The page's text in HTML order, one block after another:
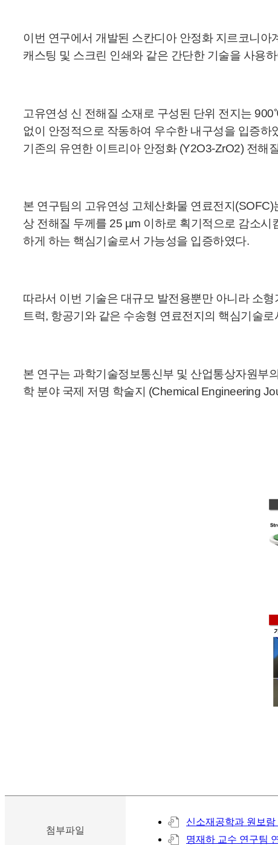
이번 연구에서 개발된 스칸디아 안정화 지르코니
캐스팅 및 스크린 인쇄와 같은 간단한 기술을 사용
고유연성 신 전해질 소재로 구성된 단위 전지는
없이 안정적으로 작동하여 우수한 내구성을 입증
기존의 유연한 이트리아 안정화 (Y2O3-ZrO2) 전
본 연구팀의 고유연성 고체산화물 연료전지
상 전해질 두께를 25 µm 이하로 획기적으로 감소
하게 하는 핵심기술로서 가능성을 입증하였다.
따라서 이번 기술은 대규모 발전용뿐만 아니라 소
트럭, 항공기와 같은 수송형 연료전지의 핵심기술
본 연구는 과학기술정보통신부 및 산업통상자원부
학 분야 국제 저명 학술지 (Chemical Engineering
첨부파일
신소재공학과 원보
명재하 교수 연구팀